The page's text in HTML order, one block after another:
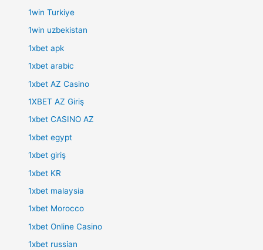
1win Turkiye
1win uzbekistan
1xbet apk
1xbet arabic
1xbet AZ Casino
1XBET AZ Giriş
1xbet CASINO AZ
1xbet egypt
1xbet giriş
1xbet KR
1xbet malaysia
1xbet Morocco
1xbet Online Casino
1xbet russian